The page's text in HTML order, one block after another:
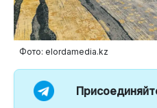
Фото: elordamedia.kz